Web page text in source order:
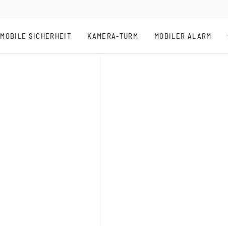
MOBILE SICHERHEIT KAMERA-TURM MOBILER ALARM